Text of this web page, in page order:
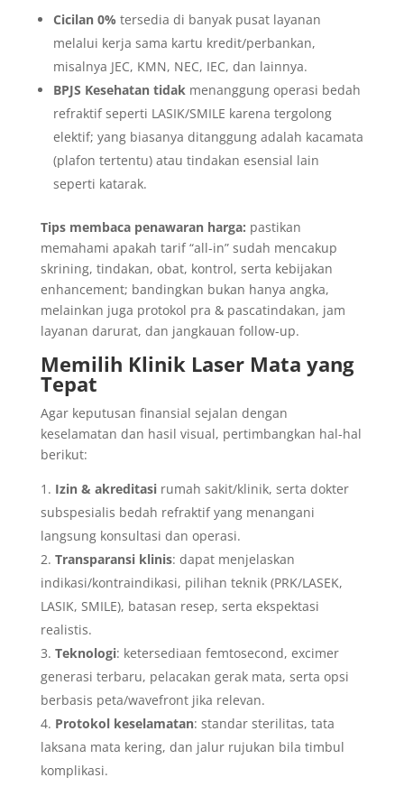
Cicilan 0% tersedia di banyak pusat layanan
melalui kerja sama kartu kredit/perbankan,
misalnya JEC, KMN, NEC, IEC, dan lainnya.
BPJS Kesehatan tidakmenanggung operasi bedah
refraktif seperti LASIK/SMILE karena tergolong
elektif; yang biasanya ditanggung adalah kacamata
(plafon tertentu) atau tindakan esensial lain
seperti katarak.
Tips membaca penawaran harga: pastikan
memahami apakah tarif “all-in” sudah mencakup
skrining, tindakan, obat, kontrol, serta kebijakan
enhancement; bandingkan bukan hanya angka,
melainkan juga protokol pra & pascatindakan, jam
layanan darurat, dan jangkauan follow-up.
Memilih Klinik Laser Mata yang
Tepat
Agar keputusan finansial sejalan dengan
keselamatan dan hasil visual, pertimbangkan hal-hal
berikut:
Izin & akreditasirumah sakit/klinik, serta dokter
subspesialis bedah refraktif yang menangani
langsung konsultasi dan operasi.
Transparansi klinis: dapat menjelaskan
indikasi/kontraindikasi, pilihan teknik (PRK/LASEK,
LASIK, SMILE), batasan resep, serta ekspektasi
realistis.
Teknologi: ketersediaan femtosecond, excimer
generasi terbaru, pelacakan gerak mata, serta opsi
berbasis peta/wavefront jika relevan.
Protokol keselamatan: standar sterilitas, tata
laksana mata kering, dan jalur rujukan bila timbul
komplikasi.